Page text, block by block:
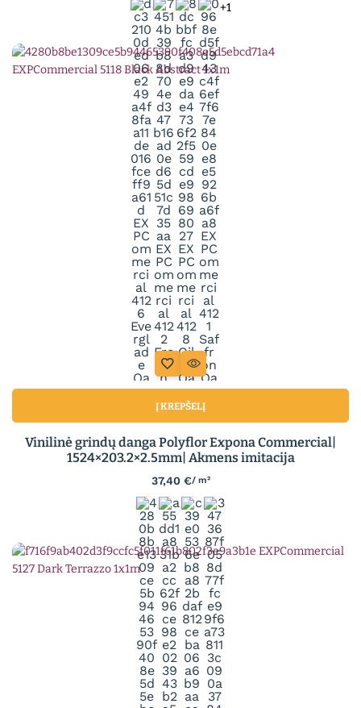
+1
Į KREPŠELĮ
Vinilinė grindų danga Polyflor Expona Commercial|
1524×203.2×2.5mm| Akmens imitacija
37,40 €/ m²